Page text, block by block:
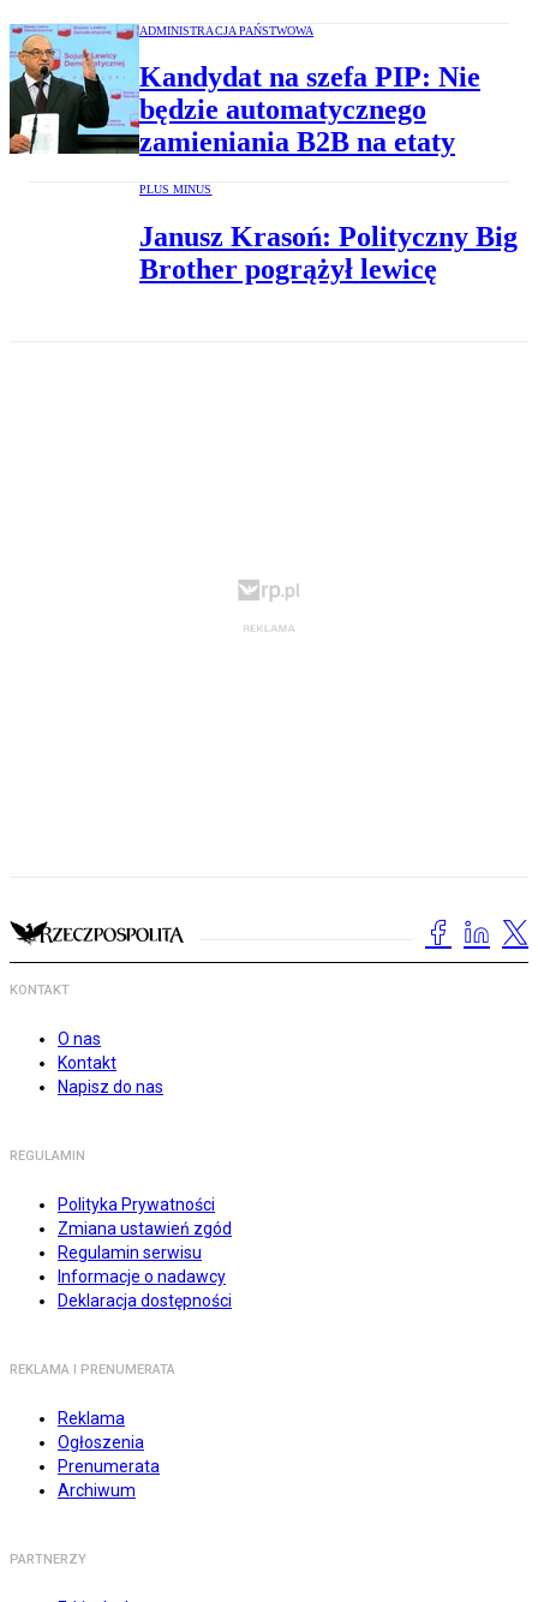
ADMINISTRACJA PAŃSTWOWA
Kandydat na szefa PIP: Nie
będzie automatycznego
zamieniania B2B na etaty
PLUS MINUS
Janusz Krasoń: Polityczny Big
Brother pogrążył lewicę
KONTAKT
O nas
Kontakt
Napisz do nas
REGULAMIN
Polityka Prywatności
Zmiana ustawień zgód
Regulamin serwisu
Informacje o nadawcy
Deklaracja dostępności
REKLAMA I PRENUMERATA
Reklama
Ogłoszenia
Prenumerata
Archiwum
PARTNERZY